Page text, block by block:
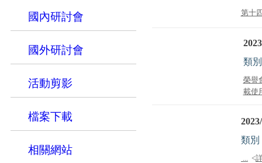
國內研討會
國外研討會
活動剪影
檔案下載
相關網站
第十
類
榮譽
載使
類別
... <